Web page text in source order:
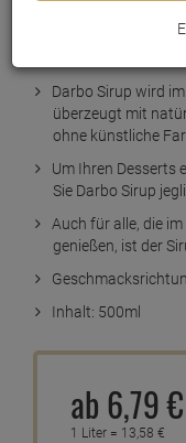
Darbo Sirup wird
überzeugt mit
ohne künstliche
Um Ihren Desserts
Sie Darbo Sirup
Auch für alle, die
genießen, ist der
Inhalt: 500ml
ab 6,79€
1 Liter = 13,58 €